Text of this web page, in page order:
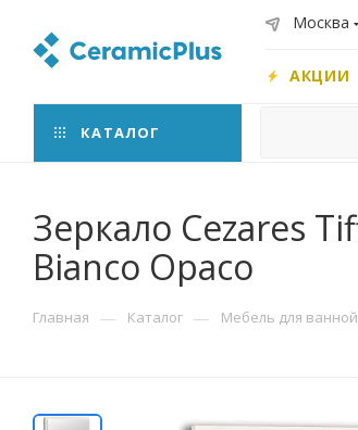
Москва
АКЦИИ
КАТАЛОГ
Зеркало Cezares
Bianco Opaco
Главная — Каталог — Мебель для